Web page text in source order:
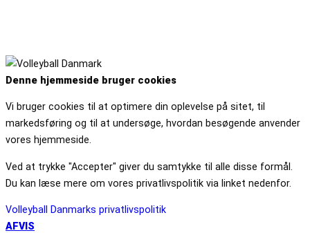
Denne hjemmeside bruger cookies
Vi bruger cookies til at optimere din oplevelse på sitet, til
markedsføring og til at undersøge, hvordan besøgende anvender
vores hjemmeside.
Ved at trykke "Accepter" giver du samtykke til alle disse formål.
Du kan læse mere om vores privatlivspolitik via linket nedenfor.
Volleyball Danmarks privatlivspolitik
AFVIS